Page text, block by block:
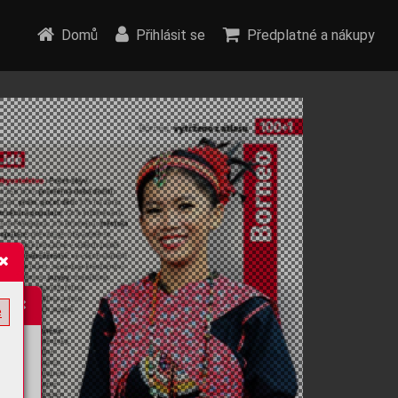
Domů Přihlásit se Předplatné a nákupy